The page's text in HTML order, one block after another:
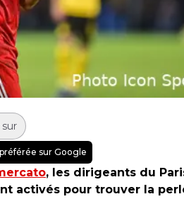
sur Google
, les dirigeants du
activés pour trouver la